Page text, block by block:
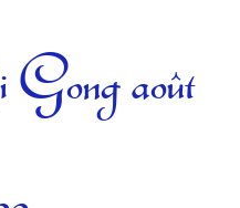
août